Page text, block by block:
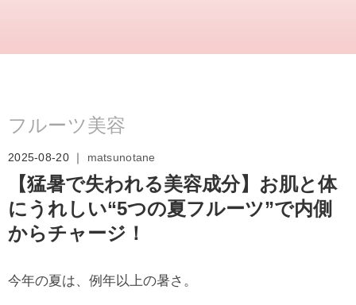
フルーツ美容
2025-08-20 ｜ matsunotane
【猛暑で失われる美容成分】お肌と体
にうれしい“5つの夏フルーツ”で内側
からチャージ！
今年の夏は、例年以上の暑さ。